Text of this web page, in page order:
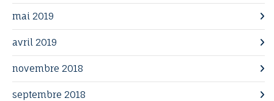
mai 2019
avril 2019
novembre 2018
septembre 2018